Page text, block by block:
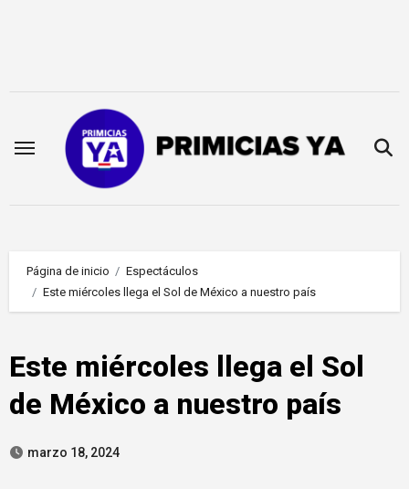
Página de inicio
Espectáculos
Este miércoles llega el Sol de México a nuestro país
Este miércoles llega el Sol
de México a nuestro país
marzo 18, 2024